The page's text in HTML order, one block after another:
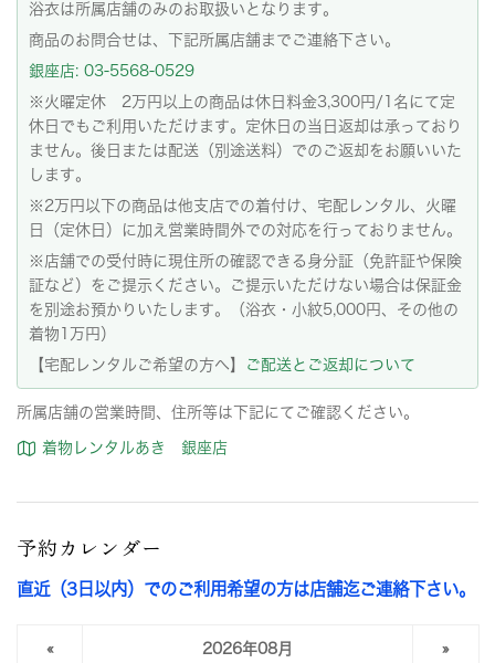
浴衣は所属店舗のみのお取扱いとなります。
商品のお問合せは、下記所属店舗までご連絡下さい。
銀座店: 03-5568-0529
※火曜定休 2万円以上の商品は休日料金3,300円/1名にて定
休日でもご利用いただけます。定休日の当日返却は承っており
ません。後日または配送（別途送料）でのご返却をお願いいた
します。
※2万円以下の商品は他支店での着付け、宅配レンタル、火曜
日（定休日）に加え営業時間外での対応を行っておりません。
※店舗での受付時に現住所の確認できる身分証（免許証や保険
証など）をご提示ください。ご提示いただけない場合は保証金
を別途お預かりいたします。（浴衣・小紋5,000円、その他の
着物1万円）
【宅配レンタルご希望の方へ】
ご配送とご返却について
所属店舗の営業時間、住所等は下記にてご確認ください。
着物レンタルあき 銀座店
予約カレンダー
直近（3日以内）でのご利用希望の方は店舗迄ご連絡下さい。
« 2026年08月 »